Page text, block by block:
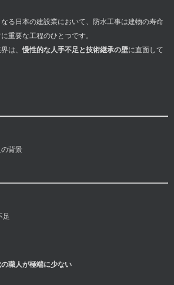
る日本の建設業において、防水工事は建物の寿命
重要な工程のひとつです。
は、慢性的な人手不足と技術継承の壁に直面して
背景
足
の職人が極端に少ない